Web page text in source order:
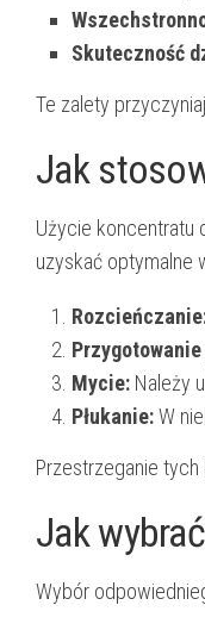
Skuteczność
Te zalety
Jak
Użycie koncentratu
uzyskać optymalne
Mycie: Należy
Płukanie:W
Przestrzeganie tych
Jak
Wybór